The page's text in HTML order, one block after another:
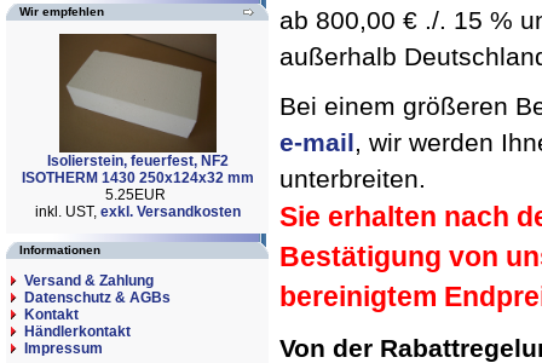
Wir empfehlen
Isolierstein, feuerfest, NF2
ISOTHERM 1430 250x124x32 mm
5.25EUR
inkl. UST, exkl. Versandkosten
Informationen
Versand & Zahlung
Datenschutz & AGBs
Kontakt
Händlerkontakt
Impressum
ab 800,00 € ./. 15 %
außerhalb
Bei einem größeren
e-mail, wir werden
unterbreiten.
Sie erhalten nach
Bestätigung von
bereinigtem
Von der